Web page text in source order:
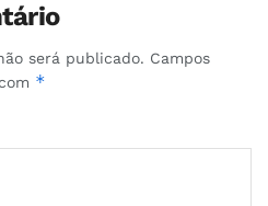
será publicado. Campos
*